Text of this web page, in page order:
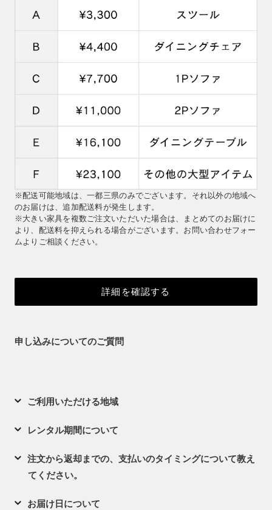
※配送可能地域は、一都三県のみでございます。それ以外の地域へ
のお届けは、追加配送料が発生します。
※大きい家具を複数ご注文いただいた場合は、まとめてのお届けに
より、配送料を抑えられる場合がございます。お問い合わせフォー
ムよりご相談ください。
詳細を確認する
申し込みについてのご質問
ご利用いただける地域
レンタル期間について
注文から返却までの、支払いのタイミングについて教え
てください。
お届け日について